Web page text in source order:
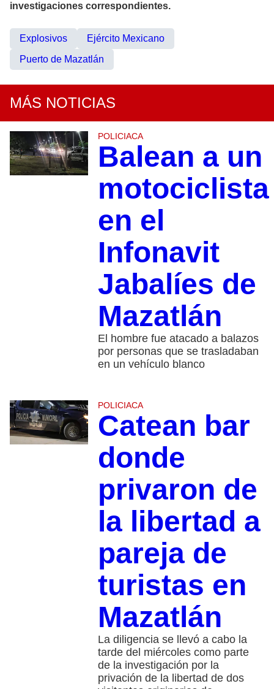
investigaciones correspondientes.
Explosivos
Ejército Mexicano
Puerto de Mazatlán
MÁS NOTICIAS
POLICIACA
Balean a un
motociclista
en el
Infonavit
Jabalíes de
Mazatlán
El hombre fue atacado a balazos
por personas que se trasladaban
en un vehículo blanco
POLICIACA
Catean bar
donde
privaron de
la libertad a
pareja de
turistas en
Mazatlán
La diligencia se llevó a cabo la
tarde del miércoles como parte
de la investigación por la
privación de la libertad de dos